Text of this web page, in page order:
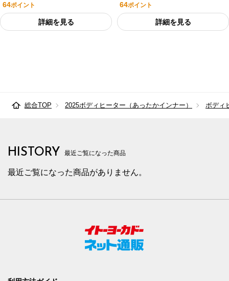
64ポイント
詳細を見る
64ポイント
詳細を見る
総合TOP 2025ボディヒーター（あったかインナー） ボディ
HISTORY 最近ご覧になった商品
最近ご覧になった商品がありません。